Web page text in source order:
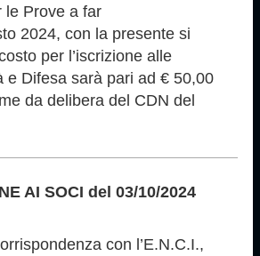
le Prove a far
2024, con la presente si
per l’iscrizione alle
e Difesa sarà pari ad € 50,00
da delibera del CDN del
AI SOCI del 03/10/2024
con l’E.N.C.I.,